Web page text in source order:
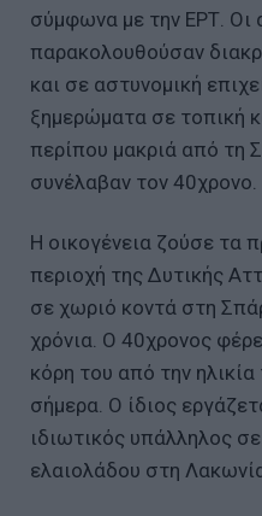
σύμφωνα με την ΕΡΤ. Οι
παρακολουθούσαν
και σε αστυνομική
ξημερώματα σε τοπική
περίπου μακριά από τη
συνέλαβαν τον 40χρονο.
Η οικογένεια ζούσε τα
περιοχή της Δυτικής
σε χωριό κοντά στη
χρόνια. Ο 40χρονος
κόρη του από την
σήμερα. Ο ίδιος
ιδιωτικός υπάλληλος
ελαιολάδου στη